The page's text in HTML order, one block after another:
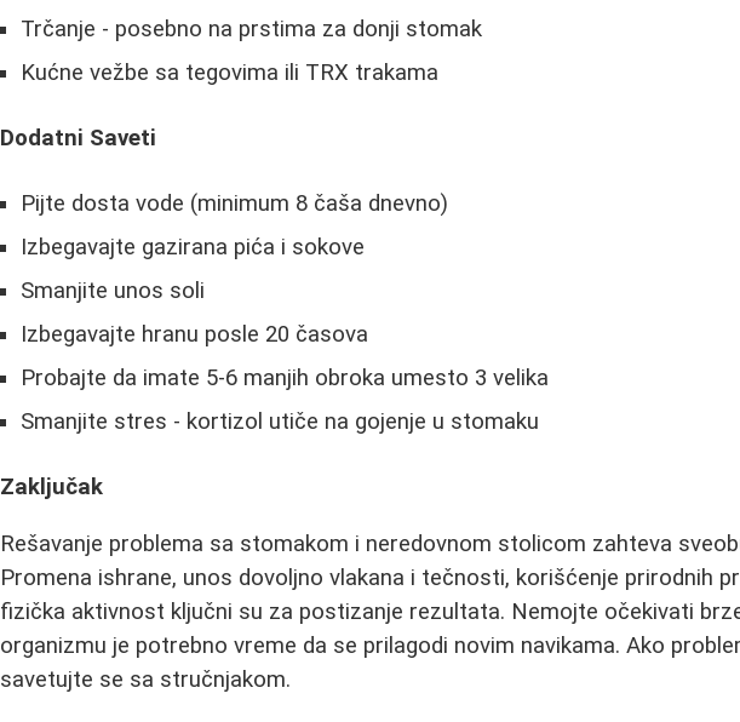
Trčanje - posebno na prstima za donji stomak
Kućne vežbe sa tegovima ili TRX trakama
Dodatni Saveti
Pijte dosta vode (minimum 8 čaša dnevno)
Izbegavajte gazirana pića i sokove
Smanjite unos soli
Izbegavajte hranu posle 20 časova
Probajte da imate 5-6 manjih obroka umesto 3 velika
Smanjite stres - kortizol utiče na gojenje u stomaku
Zaključak
Rešavanje problema sa stomakom i neredovnom stolicom zahteva
Promena ishrane, unos dovoljno vlakana i tečnosti, korišćenje prirodnih
fizička aktivnost ključni su za postizanje rezultata. Nemojte očekivati
organizmu je potrebno vreme da se prilagodi novim navikama. Ako
savetujte se sa stručnjakom.